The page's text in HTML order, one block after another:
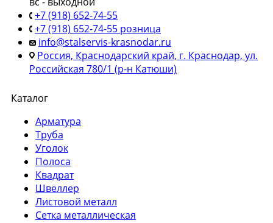
+7 (918) 652-74-55
+7 (918) 652-74-55 розница
info@stalservis-krasnodar.ru
Россия, Краснодарский край, г. Краснодар, ул.
Российская 780/1 (р-н Катюши)
Каталог
Арматура
Труба
Уголок
Полоса
Квадрат
Швеллер
Листовой металл
Сетка металлическая